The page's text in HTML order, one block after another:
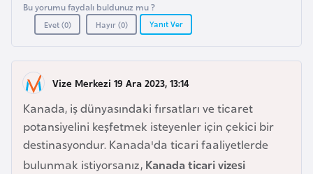
Bu yorumu faydalı buldunuz mu ?
Evet (0) Hayır (0) Yanıt Ver
Vize Merkezi 19 Ara 2023, 13:14
Kanada, iş dünyasındaki fırsatları ve ticaret
potansiyelini keşfetmek isteyenler için çekici bir
destinasyondur. Kanada'da ticari faaliyetlerde
bulunmak istiyorsanız, Kanada ticari vizesi
A
e
r
b
a
y
c
a